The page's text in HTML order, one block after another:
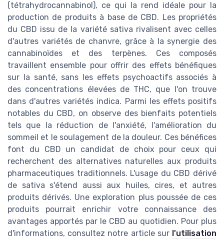
(tétrahydrocannabinol), ce qui la rend idéale pour la
production de produits à base de CBD. Les propriétés
du CBD issu de la variété sativa rivalisent avec celles
d'autres variétés de chanvre, grâce à la synergie des
cannabinoïdes et des terpènes. Ces composés
travaillent ensemble pour offrir des effets bénéfiques
sur la santé, sans les effets psychoactifs associés à
des concentrations élevées de THC, que l'on trouve
dans d'autres variétés indica. Parmi les effets positifs
notables du CBD, on observe des bienfaits potentiels
tels que la réduction de l'anxiété, l'amélioration du
sommeil et le soulagement de la douleur. Ces bénéfices
font du CBD un candidat de choix pour ceux qui
recherchent des alternatives naturelles aux produits
pharmaceutiques traditionnels. L'usage du CBD dérivé
de sativa s'étend aussi aux huiles, cires, et autres
produits dérivés. Une exploration plus poussée de ces
produits pourrait enrichir votre connaissance des
avantages apportés par le CBD au quotidien. Pour plus
d'informations, consultez notre article sur l'utilisation